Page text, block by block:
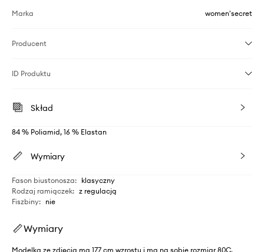
Marka women'secret
Producent
ID Produktu
Skład
84 % Poliamid, 16 % Elastan
Wymiary
Fason biustonosza: klasyczny
Rodzaj ramiączek: z regulacją
Fiszbiny: nie
Wymiary
Modelka ze zdjęcia ma 177 cm wzrostu i ma na sobie rozmiar 80C.